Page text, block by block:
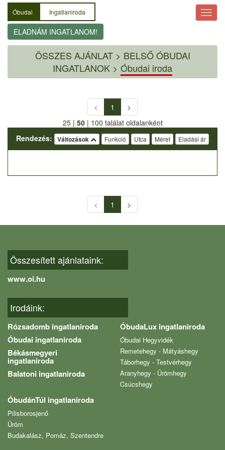
Óbudai Ingatlaniroda
ELADNÁM INGATLANOM!
ÖSSZES AJÁNLAT> BELSŐ ÓBUDAI
INGATLANOK > Óbudai iroda
< 1
>
25| 50| 100 találat oldalanként
Rendezés:
Változások Funkció Utca Méret Eladási ár
< 1 >
Összesített ajánlataink:
www.oi.hu
Irodáink:
Rózsadomb ingatlaniroda
Óbudai ingatlaniroda
Békásmegyeri
ingatlaniroda
Balatoni ingatlaniroda
ÓbudaLux ingatlaniroda
Óbudai Hegyvidék
Remetehegy - Mátyáshegy
Táborhegy - Testvérhegy
Aranyhegy - Ürömhegy
Csúcshegy
ÓbudánTúl ingatlaniroda
Pilisborosjenő
Üröm
Budakalász, Pomáz, Szentendre